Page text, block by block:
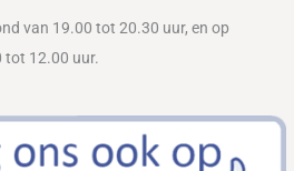
van 19.00 tot 20.30 uur, en op
tot 12.00 uur.